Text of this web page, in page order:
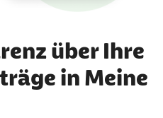
über Ihre
in Meine